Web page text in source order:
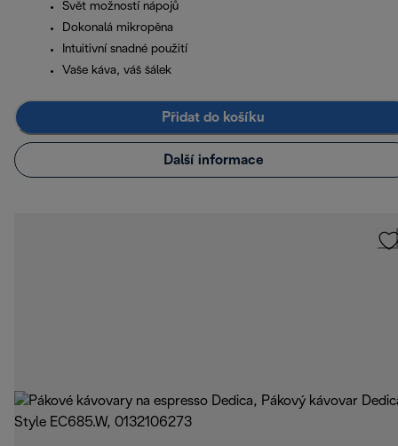
Svět možností nápojů
Dokonalá mikropěna
Intuitivní snadné použití
Vaše káva, váš šálek
Přidat do košíku
Další informace